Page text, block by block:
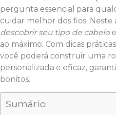
pergunta essencial para
cuidar melhor dos fios. Neste
descobrir seu tipo de cabelo
ao máximo. Com dicas
você poderá construir uma
personalizada e eficaz,
bonitos.
Sumário